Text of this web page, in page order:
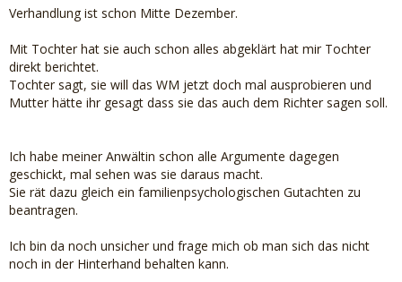
Verhandlung ist schon Mitte Dezember.
Mit Tochter hat sie auch schon alles abgeklärt hat mir Tochter
direkt berichtet.
Tochter sagt, sie will das WM jetzt doch mal ausprobieren und
Mutter hätte ihr gesagt dass sie das auch dem Richter sagen soll.
Ich habe meiner Anwältin schon alle Argumente dagegen
geschickt, mal sehen was sie daraus macht.
Sie rät dazu gleich ein familienpsychologischen Gutachten zu
beantragen.
Ich bin da noch unsicher und frage mich ob man sich das nicht
noch in der Hinterhand behalten kann.